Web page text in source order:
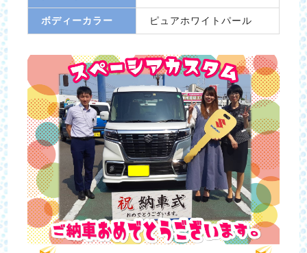
ボディーカラー ピュアホワイトパール